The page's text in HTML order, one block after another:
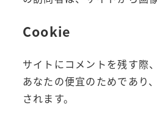
Cookie
サイトにコメントを残す際
あなたの便宜のためであり
されます。